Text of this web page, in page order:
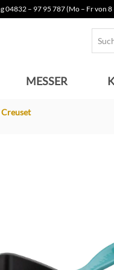
04832 – 97 95 787 (Mo – Fr von 8
MESSER
Creuset